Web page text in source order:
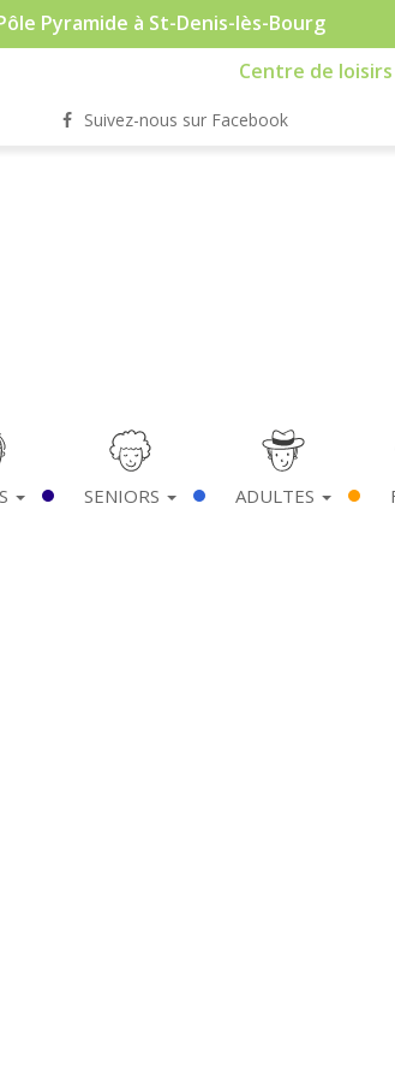
Pyramide à St-Denis-lès-Bourg
Centre de loisirs
Suivez-nous sur Facebook
SENIORS ADULTES